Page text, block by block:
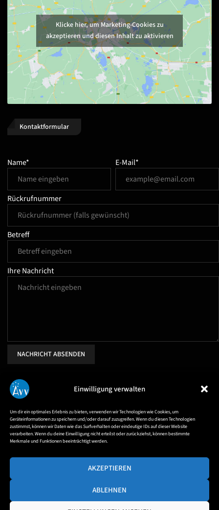
Einwilligung verwalten
Um dir ein optimales Erlebnis zu bieten, verwenden wir Technologien wie Cookies, um
Geräteinformationen zu speichern und/oder darauf zuzugreifen. Wenn du diesen Technologien
zustimmst, können wir Daten wie das Surfverhalten oder eindeutige IDs auf dieser Website
verarbeiten. Wenn du deine Einwilligung nicht erteilst oder zurückziehst, können bestimmte
Merkmale und Funktionen beeinträchtigt werden.
AKZEPTIEREN
ABLEHNEN
Klicke hier, um Marketing-Cookies zu
akzeptieren und diesen Inhalt zu aktivieren
Kontaktformular
Name* E-Mail*
Rückrufnummer
Betreff
Ihre Nachricht
NACHRICHT ABSENDEN
Parkmöglichkeiten
Das Observatorium Hoher List befindet sich in Privatbesitz.
Die AVV nutzt eine Beobachtungskuppel mit
Die Parkplätze auf dem Gelände des
Observatoriums sind begrenzt und stehenausschließlich